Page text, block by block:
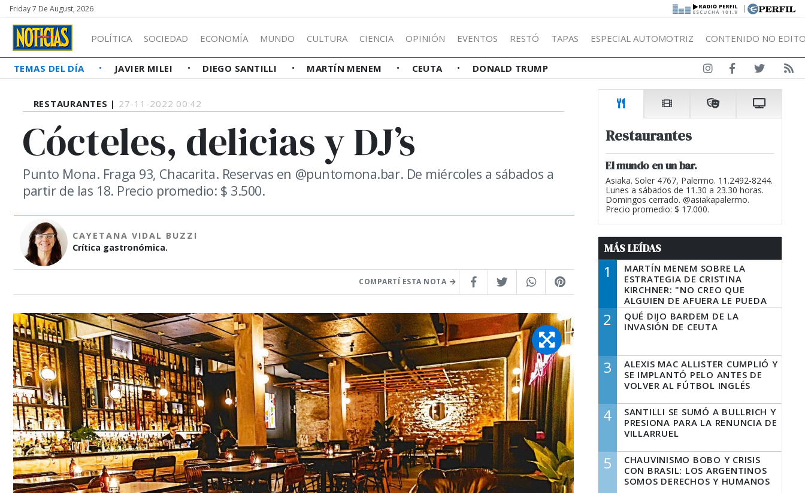
Friday 7 De August, 2026 |
POLÍTICA SOCIEDAD ECONOMÍA MUNDO CULTURA CIENCIA OPINIÓN EVENTOS RESTÓ TAPAS ESPECIAL AUTOMOTRIZ CONTENIDO NO
TEMAS DEL DÍA JAVIER MILEI DIEGO SANTILLI MARTÍN MENEM CEUTA DONALD TRUMP
RESTAURANTES | 27-11-2022 00:42
Cócteles, delicias y DJ’s
Punto Mona. Fraga 93, Chacarita. Reservas en @puntomona.bar. De miércoles a sábados a
partir de las 18. Precio promedio: $ 3.500.
CAYETANA VIDAL BUZZI
Crítica gastronómica.
COMPARTÍ ESTA NOTA
Restaurantes
El mundo en un bar.
Asiaka. Soler 4767, Palermo. 11.2492-8244.
Lunes a sábados de 11.30 a 23.30 horas.
Domingos cerrado. @asiakapalermo.
Precio promedio: $ 17.000.
MÁS LEÍDAS
1
MARTÍN MENEM SOBRE LA
ESTRATEGIA DE CRISTINA
KIRCHNER: "NO CREO QUE
ALGUIEN DE AFUERA LE PUEDA
DECIR A LA JUSTICIA LO QUE
TIENE QUE HACER"
2
QUÉ DIJO BARDEM DE LA
INVASIÓN DE CEUTA
3
ALEXIS MAC ALLISTER CUMPLIÓ Y
SE IMPLANTÓ PELO ANTES DE
VOLVER AL FÚTBOL INGLÉS
4
SANTILLI SE SUMÓ A BULLRICH Y
PRESIONA PARA LA RENUNCIA DE
VILLARRUEL
5
CHAUVINISMO BOBO Y CRISIS
CON BRASIL: LOS ARGENTINOS
SOMOS DERECHOS Y HUMANOS